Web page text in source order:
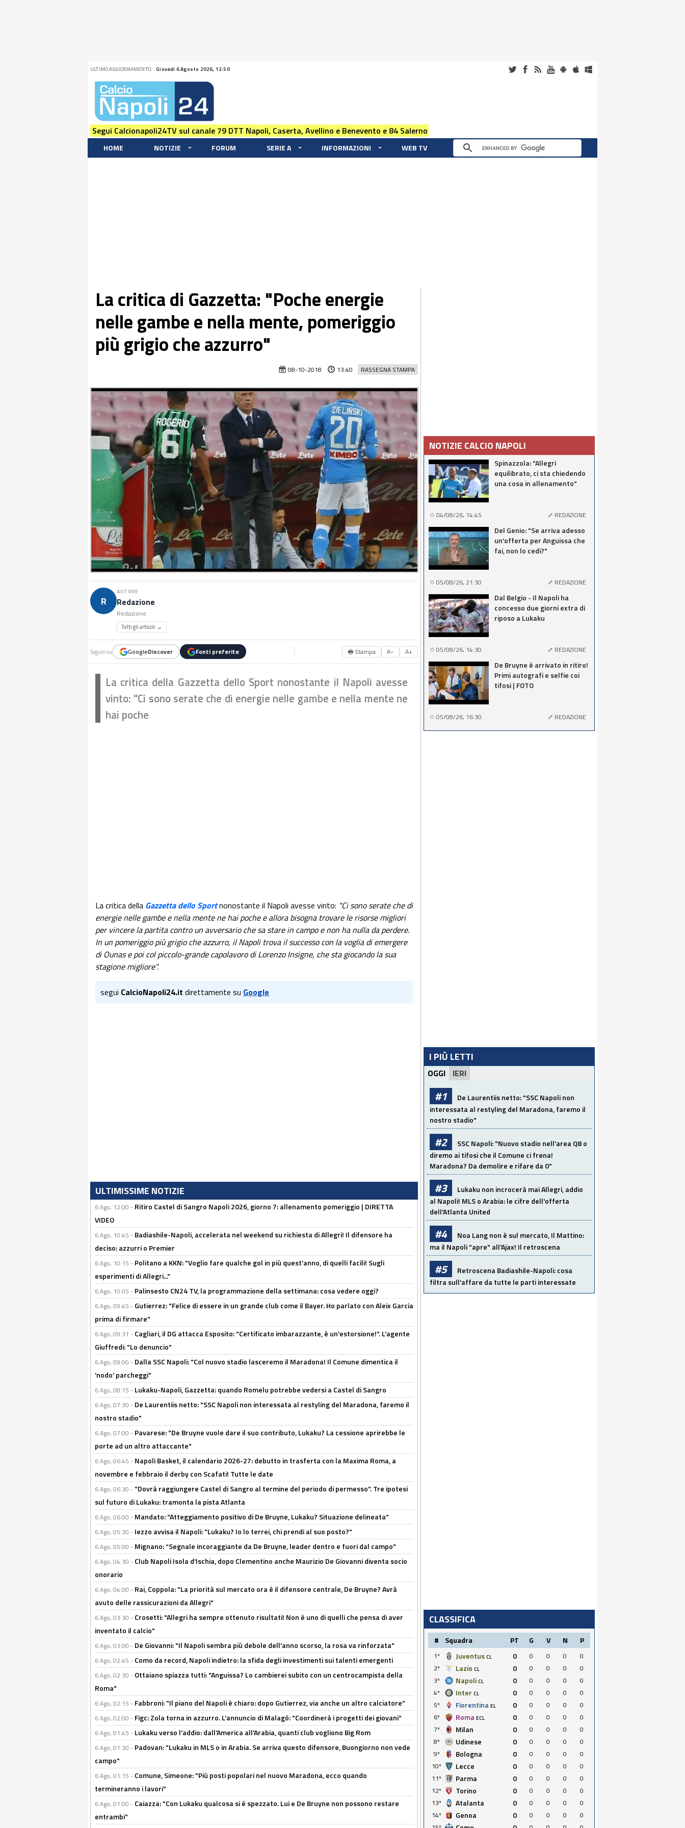
ULTIMO AGGIORNAMENTO: Giovedi 6 Agosto 2026, 12:50
Segui Calcionapoli24TV sul canale 79 DTT Napoli, Caserta, Avellino e Benevento e 84 Salerno
HOME NOTIZIE FORUM SERIE A INFORMAZIONI WEB TV
La critica di Gazzetta: "Poche energie
nelle gambe e nella mente, pomeriggio
più grigio che azzurro"
RASSEGNA STAMPA
08-10-2018 13:40
R
AUTORE
Redazione
Redazione
Tutti gli articoli →
Seguici su GoogleDiscover Fonti preferite 🖶 Stampa A− A+
La critica della Gazzetta dello Sport nonostante il Napoli avesse
vinto: "Ci sono serate che di energie nelle gambe e nella mente ne
hai poche
La critica della Gazzetta dello Sportnonostante il Napoli avesse vinto: "Ci sono serate che di
energie nelle gambe e nella mente ne hai poche e allora bisogna trovare le risorse migliori
per vincere la partita contro un avversario che sa stare in campo e non ha nulla da perdere.
In un pomeriggio più grigio che azzurro, il Napoli trova il successo con la voglia di emergere
di Ounas e poi col piccolo-grande capolavoro di Lorenzo Insigne, che sta giocando la sua
stagione migliore".
segui CalcioNapoli24.it direttamente su Google
ULTIMISSIME NOTIZIE
6 Ago, 12:00 - Ritiro Castel di Sangro Napoli 2026, giorno 7: allenamento pomeriggio | DIRETTA
VIDEO
6 Ago, 10:45 - Badiashile-Napoli, accelerata nel weekend su richiesta di Allegri! Il difensore ha
deciso: azzurri o Premier
6 Ago, 10:15 - Politano a KKN: "Voglio fare qualche gol in più quest'anno, di quelli facili! Sugli
esperimenti di Allegri..."
6 Ago, 10:05 - Palinsesto CN24 TV, la programmazione della settimana: cosa vedere oggi?
6 Ago, 09:45 - Gutierrez: "Felice di essere in un grande club come il Bayer. Ho parlato con Aleix Garcia
prima di firmare"
6 Ago, 09:31 - Cagliari, il DG attacca Esposito: "Certificato imbarazzante, è un'estorsione!". L'agente
Giuffredi: "Lo denuncio"
6 Ago, 09:00 - Dalla SSC Napoli: "Col nuovo stadio lasceremo il Maradona! Il Comune dimentica il
'nodo' parcheggi"
6 Ago, 08:15 - Lukaku-Napoli, Gazzetta: quando Romelu potrebbe vedersi a Castel di Sangro
6 Ago, 07:30 - De Laurentiis netto: "SSC Napoli non interessata al restyling del Maradona, faremo il
nostro stadio"
6 Ago, 07:00 - Pavarese: "De Bruyne vuole dare il suo contributo, Lukaku? La cessione aprirebbe le
porte ad un altro attaccante"
6 Ago, 06:45 - Napoli Basket, il calendario 2026-27: debutto in trasferta con la Maxima Roma, a
novembre e febbraio il derby con Scafati! Tutte le date
6 Ago, 06:30 - "Dovrà raggiungere Castel di Sangro al termine del periodo di permesso". Tre ipotesi
sul futuro di Lukaku: tramonta la pista Atlanta
6 Ago, 06:00 - Mandato: "Atteggiamento positivo di De Bruyne, Lukaku? Situazione delineata"
6 Ago, 05:30 - Iezzo avvisa il Napoli: "Lukaku? Io lo terrei, chi prendi al suo posto?"
6 Ago, 05:00 - Mignano: “Segnale incoraggiante da De Bruyne, leader dentro e fuori dal campo"
6 Ago, 04:30 - Club Napoli Isola d'Ischia, dopo Clementino anche Maurizio De Giovanni diventa socio
onorario
6 Ago, 04:00 - Rai, Coppola: "La priorità sul mercato ora è il difensore centrale, De Bruyne? Avrà
avuto delle rassicurazioni da Allegri"
6 Ago, 03:30 - Crosetti: "Allegri ha sempre ottenuto risultati! Non è uno di quelli che pensa di aver
inventato il calcio"
6 Ago, 03:00 - De Giovanni: "Il Napoli sembra più debole dell'anno scorso, la rosa va rinforzata"
6 Ago, 02:45 - Como da record, Napoli indietro: la sfida degli investimenti sui talenti emergenti
6 Ago, 02:30 - Ottaiano spiazza tutti: "Anguissa? Lo cambierei subito con un centrocampista della
Roma"
6 Ago, 02:15 - Fabbroni: "Il piano del Napoli è chiaro: dopo Gutierrez, via anche un altro calciatore"
6 Ago, 02:00 - Figc: Zola torna in azzurro. L'annuncio di Malagò: "Coordinerà i progetti dei giovani"
6 Ago, 01:45 - Lukaku verso l'addio: dall'America all'Arabia, quanti club vogliono Big Rom
6 Ago, 01:30 - Padovan: "Lukaku in MLS o in Arabia. Se arriva questo difensore, Buongiorno non vede
campo"
6 Ago, 01:15 - Comune, Simeone: "Più posti popolari nel nuovo Maradona, ecco quando
termineranno i lavori"
6 Ago, 01:00 - Caiazza: "Con Lukaku qualcosa si è spezzato. Lui e De Bruyne non possono restare
entrambi"
NOTIZIE CALCIO NAPOLI
Spinazzola: "Allegri
equilibrato, ci sta chiedendo
una cosa in allenamento"
04/08/26, 14:45 REDAZIONE
Del Genio: "Se arriva adesso
un'offerta per Anguissa che
fai, non lo cedi?"
05/08/26, 21:30 REDAZIONE
Dal Belgio - Il Napoli ha
concesso due giorni extra di
riposo a Lukaku
05/08/26, 14:30 REDAZIONE
De Bruyne è arrivato in ritiro!
Primi autografi e selfie coi
tifosi | FOTO
05/08/26, 16:30 REDAZIONE
I PIÙ LETTI
OGGI IERI
#1
De Laurentiis netto: "SSC Napoli non
interessata al restyling del Maradona, faremo il
nostro stadio"
#2
SSC Napoli: "Nuovo stadio nell'area Q8 o
diremo ai tifosi che il Comune ci frena!
Maradona? Da demolire e rifare da 0"
#3
Lukaku non incrocerà mai Allegri, addio
al Napoli! MLS o Arabia: le cifre dell'offerta
dell'Atlanta United
#4
Noa Lang non è sul mercato, Il Mattino:
ma il Napoli "apre" all'Ajax! Il retroscena
#5
Retroscena Badiashile-Napoli: cosa
filtra sull'affare da tutte le parti interessate
CLASSIFICA
# Squadra PT G V N P
1º Juventus CL 0 0 0 0
0
2º
Lazio CL 0 0 0 0
0
3º
Napoli CL 0 0 0 0
0
4º
Inter CL 0 0 0 0
0
5º
Fiorentina EL 0 0 0 0
0
6º
Roma ECL 0 0 0 0
0
7º
Milan 0 0 0 0
0
8º
Udinese 0 0 0 0
0
9º
Bologna 0 0 0 0
0
10º
Lecce 0 0 0 0
0
11º
Parma 0 0 0 0
0
12º
Torino 0 0 0 0
0
13º
Atalanta 0 0 0 0
0
14º
Genoa 0 0 0 0
0